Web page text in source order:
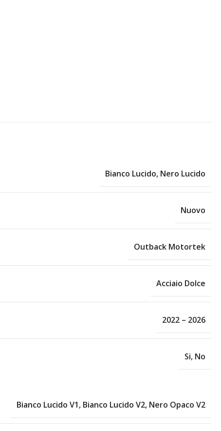
Bianco Lucido, Nero Lucido
Nuovo
Outback Motortek
Acciaio Dolce
2022 – 2026
Si, No
Bianco Lucido V1, Bianco Lucido V2, Nero Opaco V2